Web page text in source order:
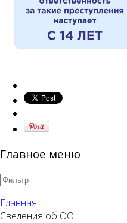
Главное меню
Главная
Сведения об ОО